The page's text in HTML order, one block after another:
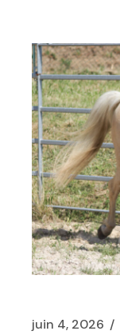
juin 4, 2026